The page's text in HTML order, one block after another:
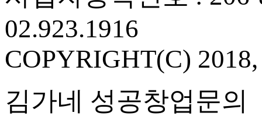
02.923.1916
COPYRIGHT(C)
김가네 성공창업문의